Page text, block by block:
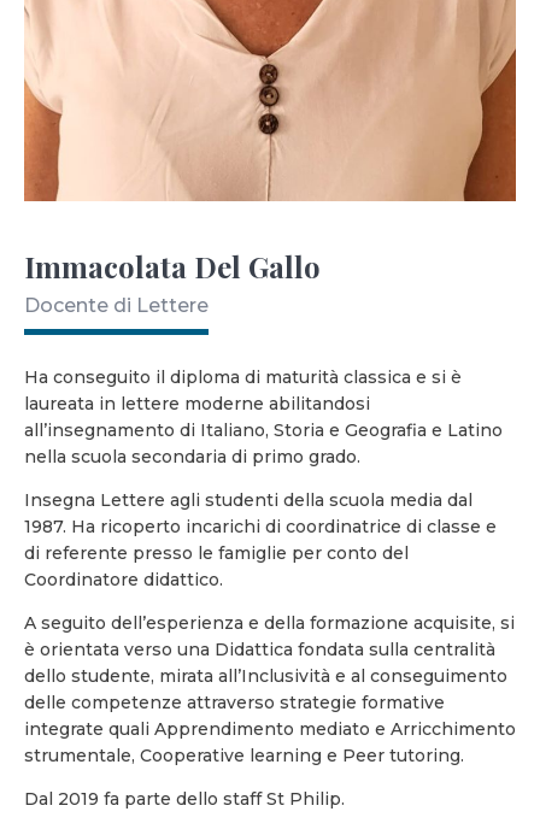
Immacolata Del Gallo
Docente di Lettere
Ha conseguito il diploma di maturità classica e si è
laureata in lettere moderne abilitandosi
all’insegnamento di Italiano, Storia e Geografia e Latino
nella scuola secondaria di primo grado.
Insegna Lettere agli studenti della scuola media dal
1987. Ha ricoperto incarichi di coordinatrice di classe e
di referente presso le famiglie per conto del
Coordinatore didattico.
A seguito dell’esperienza e della formazione acquisite, si
è orientata verso una Didattica fondata sulla centralità
dello studente, mirata all’Inclusività e al conseguimento
delle competenze attraverso strategie formative
integrate quali Apprendimento mediato e Arricchimento
strumentale, Cooperative learning e Peer tutoring.
Dal 2019 fa parte dello staff St Philip.